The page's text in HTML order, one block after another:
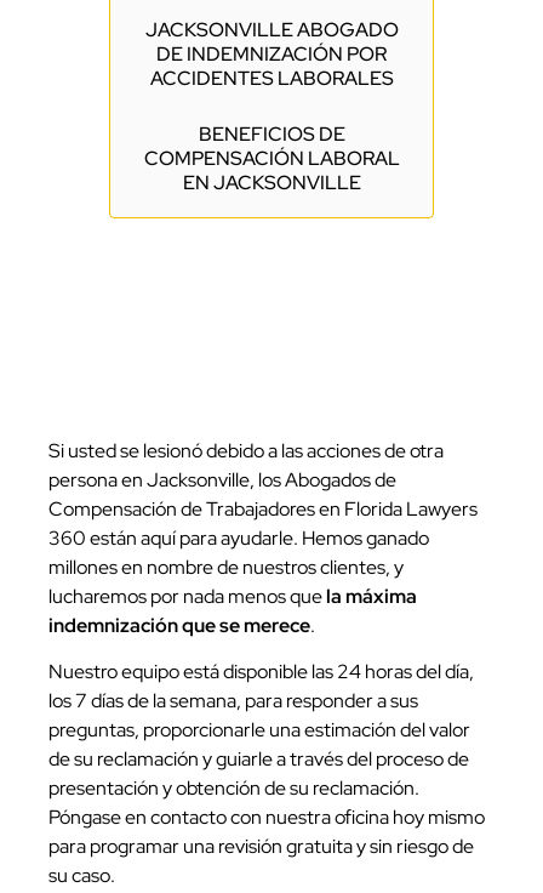
JACKSONVILLE ABOGADO
DE INDEMNIZACIÓN POR
ACCIDENTES LABORALES
BENEFICIOS DE
COMPENSACIÓN LABORAL
EN JACKSONVILLE
Si usted se lesionó debido a las acciones de otra
persona en Jacksonville, los Abogados de
Compensación de Trabajadores en Florida Lawyers
360 están aquí para ayudarle. Hemos ganado
millones en nombre de nuestros clientes, y
lucharemos por nada menos quela máxima
indemnización que se merece.
Nuestro equipo está disponible las 24 horas del día,
los 7 días de la semana, para responder a sus
preguntas, proporcionarle una estimación del valor
de su reclamación y guiarle a través del proceso de
presentación y obtención de su reclamación.
Póngase en contacto con nuestra oficina hoy mismo
para programar una revisión gratuita y sin riesgo de
su caso.